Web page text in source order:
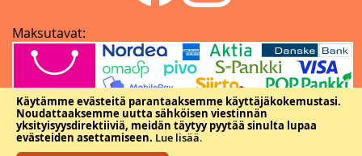
Käytämme evästeitä parantaaksemme käyttäjäkokemustasi.
Noudattaaksemme uutta sähköisen viestinnän
yksityisyysdirektiiviä, meidän täytyy pyytää sinulta lupaa
evästeiden asettamiseen. Lue lisää.
Maksutavat: